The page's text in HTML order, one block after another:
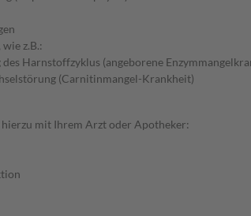
z.B.:
des Harnstoffzyklus (angeborene
(Carnitinmangel-Krankheit)
hierzu mit Ihrem Arzt oder Apotheker: